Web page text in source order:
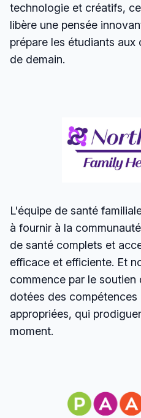
technologie et créatifs,
libère une pensée
prépare les étudiants
de demain.
L'équipe de santé
à fournir à la
de santé complets et
efficace et efficiente. Et
commence par le soutien
dotées des compétences
appropriées, qui
moment.